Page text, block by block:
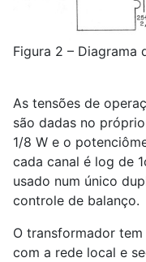
Figura 2 – Diagrama
As tensões de
são dadas no
1/8 W e o
cada canal é log de
usado num único
controle de balanço.
O transformador
com a rede local e